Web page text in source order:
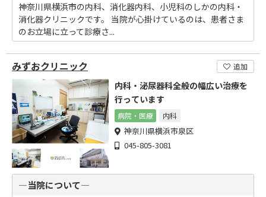
神奈川県横浜市の内科、消化器内科、小児科のしかの内科・
消化器クリニックです。 当院が心掛けているのは、患者さま
のお立場に立って診療さ...
みずおクリニック 追加
内科・泌尿器科全般の幅広い治療を
行っています
病院・医療 内科
神奈川県横浜市泉区
045-805-3081
―当院について―